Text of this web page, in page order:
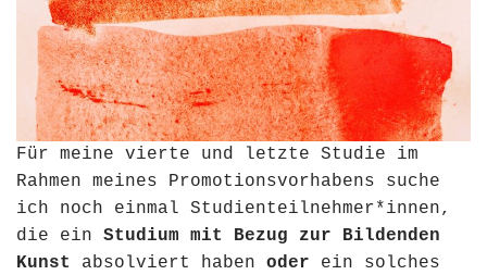
Für meine vierte und letzte Studie im
Rahmen meines Promotionsvorhabens suche
ich noch einmal Studienteilnehmer*innen,
die ein Studium mit Bezug zur Bildenden
Kunst absolviert haben oder ein solches